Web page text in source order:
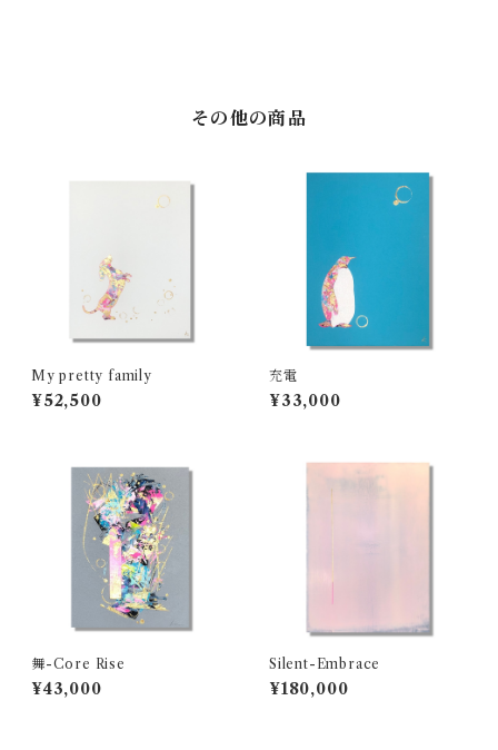
その他の商品
My pretty family
¥52,500
充電
¥33,000
舞-Core Rise
¥43,000
Silent-Embrace
¥180,000